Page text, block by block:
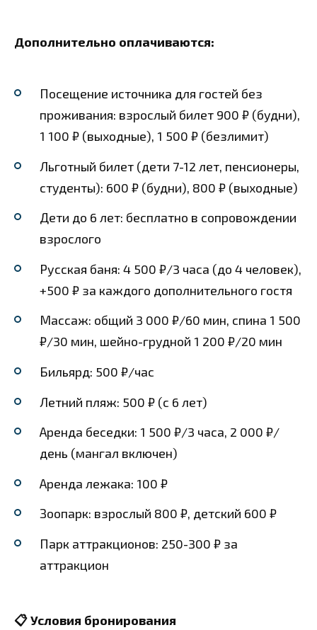
Дополнительно оплачиваются:
Посещение источника для гостей без
проживания: взрослый билет 900 ₽ (будни),
1 100 ₽ (выходные), 1 500 ₽ (безлимит)
Льготный билет (дети 7-12 лет, пенсионеры,
студенты): 600 ₽ (будни), 800 ₽ (выходные)
Дети до 6 лет: бесплатно в сопровождении
взрослого
Русская баня: 4 500 ₽/3 часа (до 4 человек),
+500 ₽ за каждого дополнительного гостя
Массаж: общий 3 000 ₽/60 мин, спина 1 500
₽/30 мин, шейно-грудной 1 200 ₽/20 мин
Бильярд: 500 ₽/час
Летний пляж: 500 ₽ (с 6 лет)
Аренда беседки: 1 500 ₽/3 часа, 2 000 ₽/
день (мангал включен)
Аренда лежака: 100 ₽
Зоопарк: взрослый 800 ₽, детский 600 ₽
Парк аттракционов: 250-300 ₽ за
аттракцион
📋 Условия бронирования